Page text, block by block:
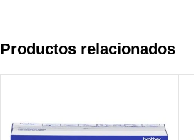
Productos relacionados